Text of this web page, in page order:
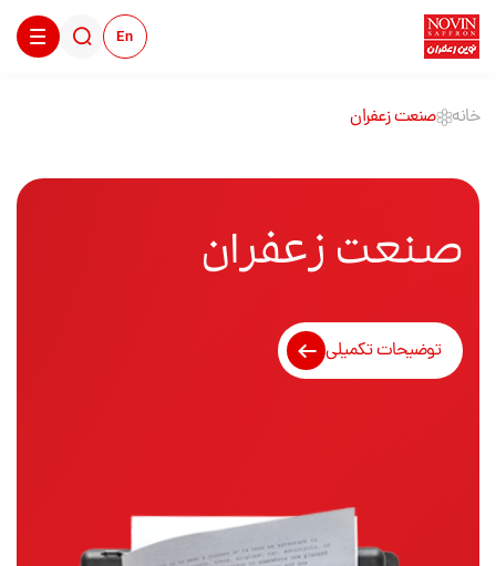
En
خانه صنعت زعفران
صنعت زعفران
توضیحات تکمیلی